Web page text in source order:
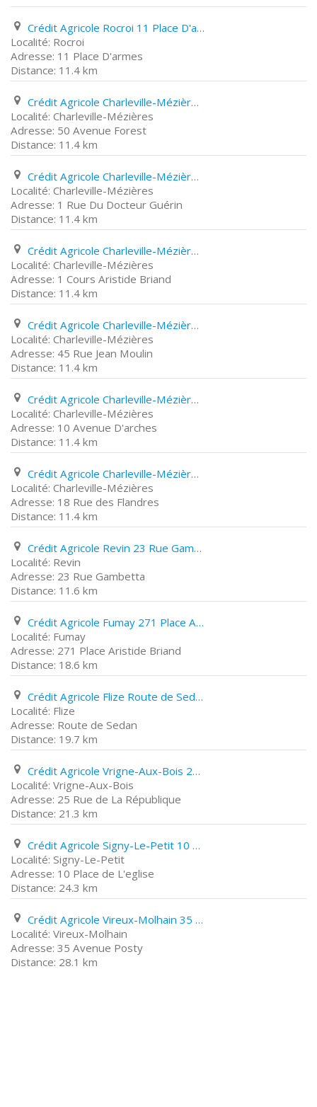
Crédit Agricole Rocroi 11 Place D'armes
Rocroi
11 Place D'armes
11.4 km
Crédit Agricole Charleville-Mézières 50 Avenue Forest
Charleville-Mézières
50 Avenue Forest
11.4 km
Crédit Agricole Charleville-Mézières 1 Rue Du Docteur Guérin
Charleville-Mézières
1 Rue Du Docteur Guérin
11.4 km
Crédit Agricole Charleville-Mézières 1 Cours Aristide Briand
Charleville-Mézières
1 Cours Aristide Briand
11.4 km
Crédit Agricole Charleville-Mézières 45 Rue Jean Moulin
Charleville-Mézières
45 Rue Jean Moulin
11.4 km
Crédit Agricole Charleville-Mézières 10 Avenue D'arches
Charleville-Mézières
10 Avenue D'arches
11.4 km
Crédit Agricole Charleville-Mézières 18 Rue des Flandres
Charleville-Mézières
18 Rue des Flandres
11.4 km
Crédit Agricole Revin 23 Rue Gambetta
Revin
23 Rue Gambetta
11.6 km
Crédit Agricole Fumay 271 Place Aristide Briand
Fumay
271 Place Aristide Briand
18.6 km
Crédit Agricole Flize Route de Sedan
Flize
Route de Sedan
19.7 km
Crédit Agricole Vrigne-Aux-Bois 25 Rue de La République
Vrigne-Aux-Bois
25 Rue de La République
21.3 km
Crédit Agricole Signy-Le-Petit 10 Place de L'eglise
Signy-Le-Petit
10 Place de L'eglise
24.3 km
Crédit Agricole Vireux-Molhain 35 Avenue Posty
Vireux-Molhain
35 Avenue Posty
28.1 km